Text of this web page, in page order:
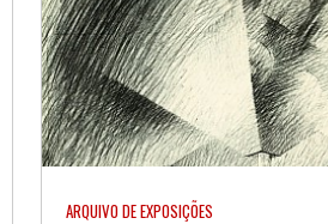
ARQUIVO DE EXPOSIÇÕES